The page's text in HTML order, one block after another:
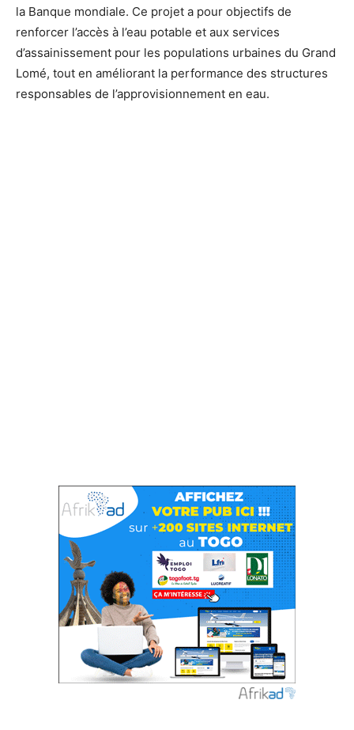
la Banque mondiale. Ce projet a pour objectifs de
renforcer l’accès à l’eau potable et aux services
d’assainissement pour les populations urbaines du Grand
Lomé, tout en améliorant la performance des structures
responsables de l’approvisionnement en eau.